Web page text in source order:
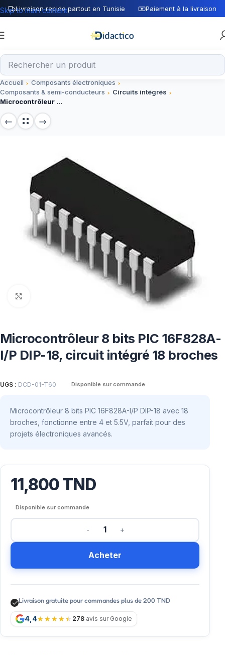
Livraison rapide partout en Tunisie Paiement à la livraison
Skip to main content
Accueil
Composants électroniques
Composants & semi-conducteurs
Circuits intégrés
Microcontrôleur 8 bits PIC 16F828A-I/P DIP-18, circuit intégré 18 broches
Microcontrôleur 8 bits PIC 16F828A-
I/P DIP-18, circuit intégré 18 broches
UGS : DCD-01-T60 Disponible sur commande
Microcontrôleur 8 bits PIC 16F828A-I/P DIP-18 avec 18
broches, fonctionne entre 4 et 5.5V, parfait pour des
projets électroniques avancés.
11,800TND
Disponible sur commande
Acheter
Livraison gratuite pour commandes plus de 200 TND
4,4 278 avis sur Google